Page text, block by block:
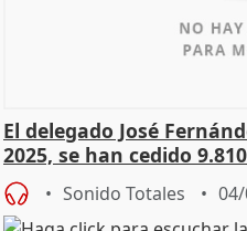
El delegado José
2025, se han cedido
Sonido Totales